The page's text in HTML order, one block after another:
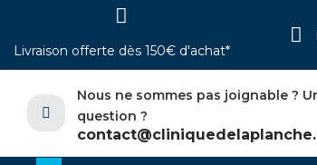
Livraison offerte dès 150€ d'achat*
Nous ne sommes pas joignable ?
question ?